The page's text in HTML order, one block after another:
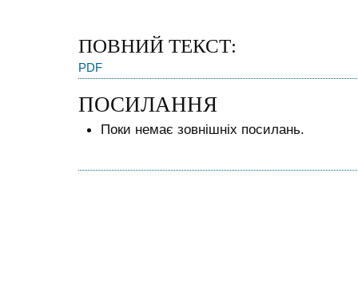
ПОВНИЙ ТЕКСТ:
PDF
ПОСИЛАННЯ
Поки немає зовнішніх посилань.